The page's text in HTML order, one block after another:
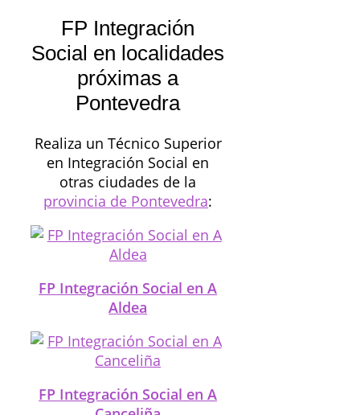
FP Integración
Social en localidades
próximas a
Pontevedra
Realiza un Técnico Superior
en Integración Social en
otras ciudades de la
provincia de Pontevedra:
FP Integración Social en A
Aldea
FP Integración Social en A